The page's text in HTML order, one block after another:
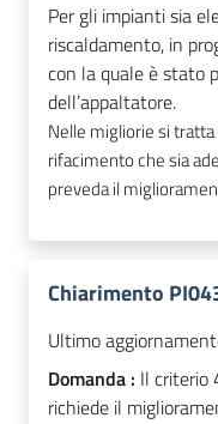
Per gli impianti sia
riscaldamento, in
con la quale è stato
dell’appaltatore.
Nelle migliorie si
rifacimento che sia
preveda il
Chiarimento
Ultimo
Domanda : Il criterio
richiede il